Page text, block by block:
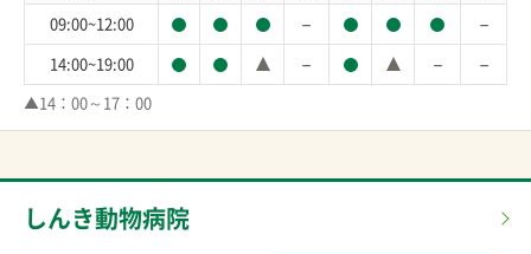
09:00~12:00 － －
14:00~19:00 － － －
▲14：00～17：00
しんき動物病院